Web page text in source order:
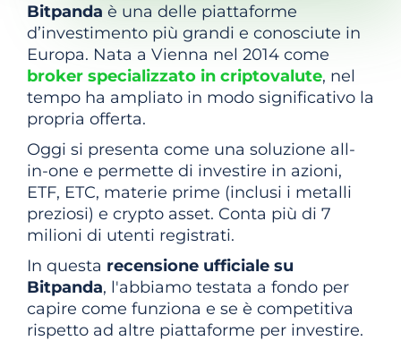
Bitpanda è una delle piattaforme
d’investimento più grandi e conosciute in
Europa. Nata a Vienna nel 2014 come
broker specializzato in criptovalute, nel
tempo ha ampliato in modo significativo la
propria offerta.
Oggi si presenta come una soluzione all-
in-one e permette di investire in azioni,
ETF, ETC, materie prime (inclusi i metalli
preziosi) e crypto asset. Conta più di 7
milioni di utenti registrati.
In questa recensione ufficiale su
Bitpanda, l'abbiamo testata a fondo per
capire come funziona e se è competitiva
rispetto ad altre piattaforme per investire.